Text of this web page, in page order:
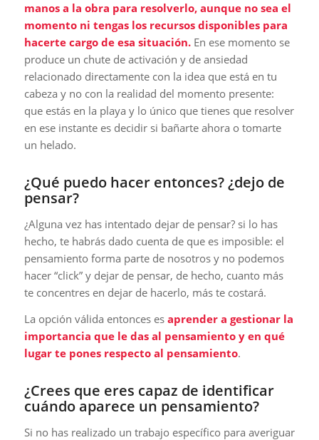
manos a la obra para resolverlo, aunque no sea el
momento ni tengas los recursos disponibles para
hacerte cargo de esa situación.En ese momento se
produce un chute de activación y de ansiedad
relacionado directamente con la idea que está en tu
cabeza y no con la realidad del momento presente:
que estás en la playa y lo único que tienes que resolver
en ese instante es decidir si bañarte ahora o tomarte
un helado.
¿Qué puedo hacer entonces? ¿dejo de
pensar?
¿Alguna vez has intentado dejar de pensar? si lo has
hecho, te habrás dado cuenta de que es imposible: el
pensamiento forma parte de nosotros y no podemos
hacer “click” y dejar de pensar, de hecho, cuanto más
te concentres en dejar de hacerlo, más te costará.
La opción válida entonces es aprender a gestionar la
importancia que le das al pensamiento y en qué
lugar te pones respecto al pensamiento.
¿Crees que eres capaz de identificar
cuándo aparece un pensamiento?
Si no has realizado un trabajo específico para averiguar